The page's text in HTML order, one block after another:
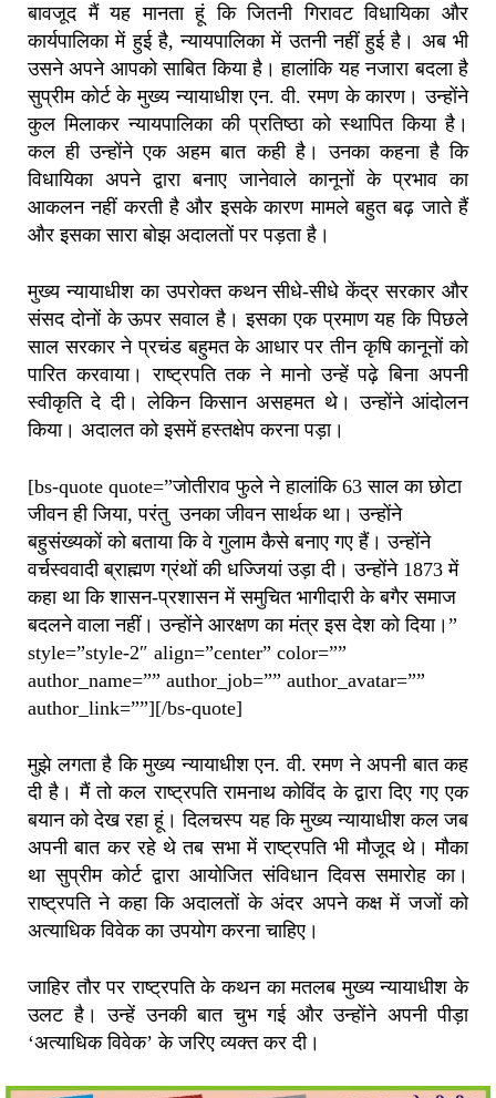
बावजूद मैं यह मानता हूं कि जितनी गिरावट विधायिका और
कार्यपालिका में हुई है, न्यायपालिका में उतनी नहीं हुई है। अब भी
उसने अपने आपको साबित किया है। हालांकि यह नजारा बदला है
सुप्रीम कोर्ट के मुख्य न्यायाधीश एन. वी. रमण के कारण। उन्होंने
कुल मिलाकर न्यायपालिका की प्रतिष्ठा को स्थापित किया है।
कल ही उन्होंने एक अहम बात कही है। उनका कहना है कि
विधायिका अपने द्वारा बनाए जानेवाले कानूनों के प्रभाव का
आकलन नहीं करती है और इसके कारण मामले बहुत बढ़ जाते हैं
और इसका सारा बोझ अदालतों पर पड़ता है।
मुख्य न्यायाधीश का उपरोक्त कथन सीधे-सीधे केंद्र सरकार और
संसद दोनों के ऊपर सवाल है। इसका एक प्रमाण यह कि पिछले
साल सरकार ने प्रचंड बहुमत के आधार पर तीन कृषि कानूनों को
पारित करवाया। राष्ट्रपति तक ने मानो उन्हें पढ़े बिना अपनी
स्वीकृति दे दी। लेकिन किसान असहमत थे। उन्होंने आंदोलन
किया। अदालत को इसमें हस्तक्षेप करना पड़ा।
[bs-quote quote=”जोतीराव फुले ने हालांकि 63 साल का छोटा
जीवन ही जिया, परंतु उनका जीवन सार्थक था। उन्होंने
बहुसंख्यकों को बताया कि वे गुलाम कैसे बनाए गए हैं। उन्होंने
वर्चस्ववादी ब्राह्मण ग्रंथों की धज्जियां उड़ा दी। उन्होंने 1873 में
कहा था कि शासन-प्रशासन में समुचित भागीदारी के बगैर समाज
बदलने वाला नहीं। उन्होंने आरक्षण का मंत्र इस देश को दिया।”
style=”style-2″ align=”center” color=””
author_name=”” author_job=”” author_avatar=””
author_link=””][/bs-quote]
मुझे लगता है कि मुख्य न्यायाधीश एन. वी. रमण ने अपनी बात कह
दी है। मैं तो कल राष्ट्रपति रामनाथ कोविंद के द्वारा दिए गए एक
बयान को देख रहा हूं। दिलचस्प यह कि मुख्य न्यायाधीश कल जब
अपनी बात कर रहे थे तब सभा में राष्ट्रपति भी मौजूद थे। मौका
था सुप्रीम कोर्ट द्वारा आयोजित संविधान दिवस समारोह का।
राष्ट्रपति ने कहा कि अदालतों के अंदर अपने कक्ष में जजों को
अत्याधिक विवेक का उपयोग करना चाहिए।
जाहिर तौर पर राष्ट्रपति के कथन का मतलब मुख्य न्यायाधीश के
उलट है। उन्हें उनकी बात चुभ गई और उन्होंने अपनी पीड़ा
‘अत्याधिक विवेक’ के जरिए व्यक्त कर दी।